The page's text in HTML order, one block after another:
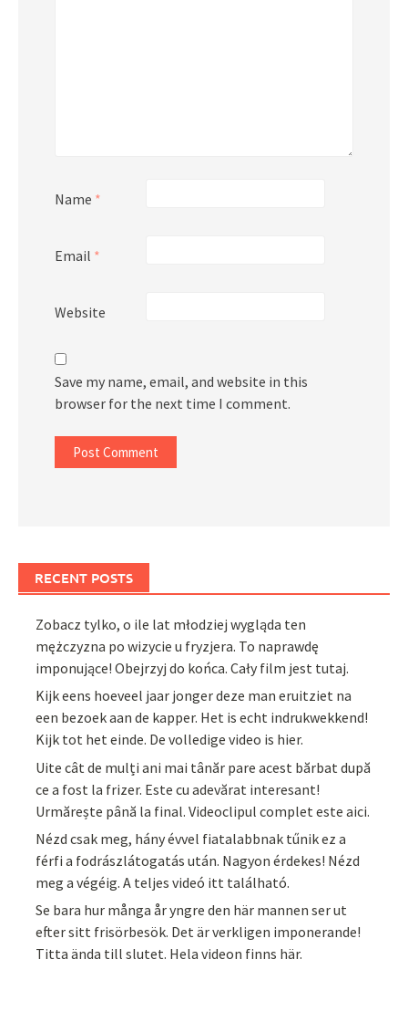
Name *
Email *
Website
Save my name, email, and website in this
browser for the next time I comment.
RECENT POSTS
Zobacz tylko, o ile lat młodziej wygląda ten
mężczyzna po wizycie u fryzjera. To naprawdę
imponujące! Obejrzyj do końca. Cały film jest tutaj.
Kijk eens hoeveel jaar jonger deze man eruitziet na
een bezoek aan de kapper. Het is echt indrukwekkend!
Kijk tot het einde. De volledige video is hier.
Uite cât de mulți ani mai tânăr pare acest bărbat după
ce a fost la frizer. Este cu adevărat interesant!
Urmărește până la final. Videoclipul complet este aici.
Nézd csak meg, hány évvel fiatalabbnak tűnik ez a
férfi a fodrászlátogatás után. Nagyon érdekes! Nézd
meg a végéig. A teljes videó itt található.
Se bara hur många år yngre den här mannen ser ut
efter sitt frisörbesök. Det är verkligen imponerande!
Titta ända till slutet. Hela videon finns här.